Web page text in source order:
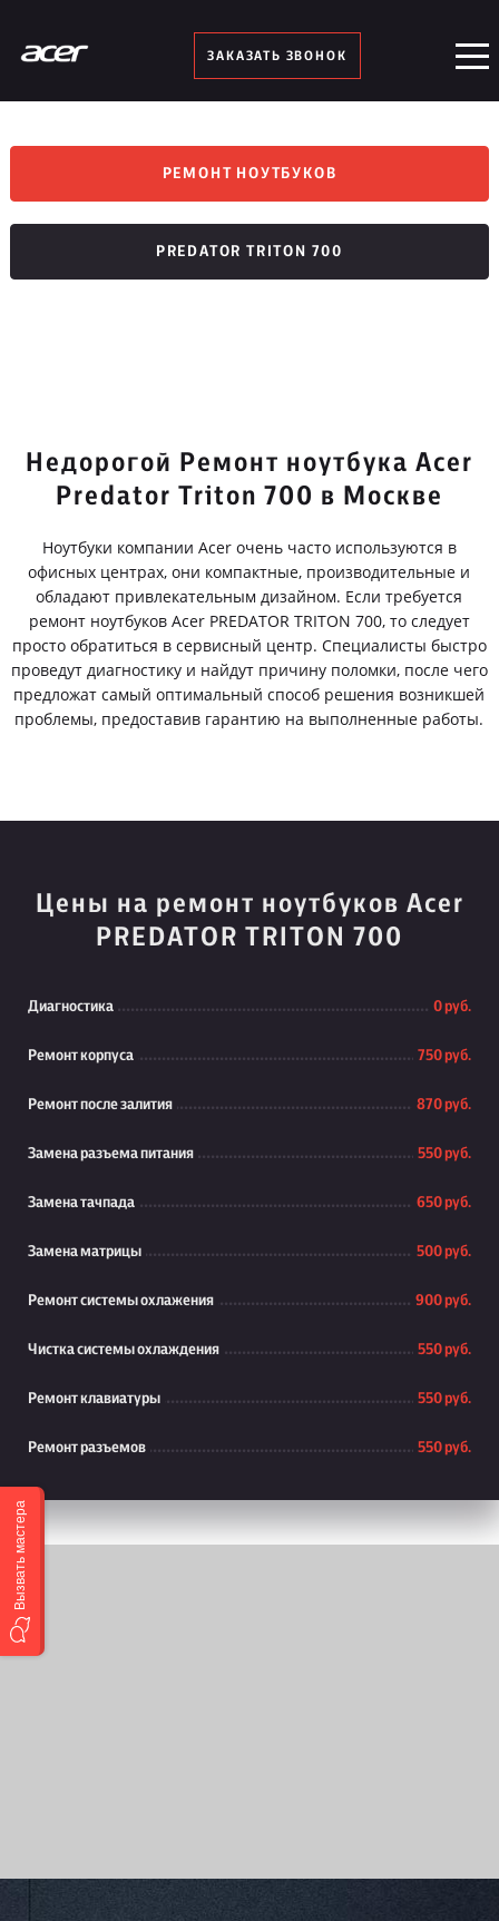
ЗАКАЗАТЬ ЗВОНОК
РЕМОНТ НОУТБУКОВ
PREDATOR TRITON 700
Недорогой Ремонт ноутбука Acer
Predator Triton 700 в Москве
Ноутбуки компании Acer очень часто используются в
офисных центрах, они компактные, производительные и
обладают привлекательным дизайном. Если требуется
ремонт ноутбуков Acer PREDATOR TRITON 700, то следует
просто обратиться в сервисный центр. Специалисты быстро
проведут диагностику и найдут причину поломки, после чего
предложат самый оптимальный способ решения возникшей
проблемы, предоставив гарантию на выполненные работы.
Цены на ремонт ноутбуков Acer
PREDATOR TRITON 700
Диагностика 0 руб.
Ремонт корпуса 750 руб.
Ремонт после залития 870 руб.
Замена разъема питания 550 руб.
Замена тачпада 650 руб.
Замена матрицы 500 руб.
Ремонт системы охлажения 900 руб.
Чистка системы охлаждения 550 руб.
Ремонт клавиатуры 550 руб.
Ремонт разъемов 550 руб.
Вызвать мастера